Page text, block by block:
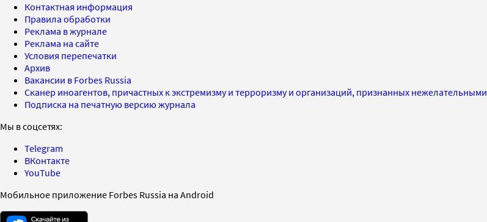
Контактная информация
Правила обработки
Реклама в журнале
Реклама на сайте
Условия перепечатки
Архив
Вакансии в Forbes Russia
Сканер иноагентов, причастных к экстремизму и терроризму и организаций, признанных нежелательными
Подписка на печатную версию журнала
Мы в соцсетях:
Telegram
ВКонтакте
YouTube
Мобильное приложение Forbes Russia на Android